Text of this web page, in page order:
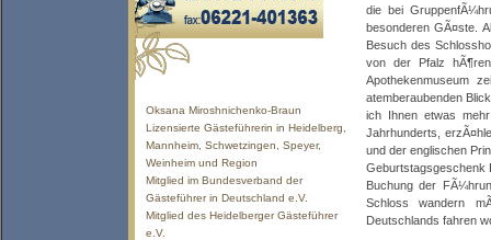
Oksana Miroshnichenko-Braun
Lizensierte Gästeführerin in Heidelberg,
Mannheim, Schwetzingen, Speyer,
Weinheim und Region
Mitglied im Bundesverband der
Gästeführer in Deutschland e.V.
Mitglied des Heidelberger Gästeführer
e.V.
die bei
besonderen GÃ¤ste.
Besuch des
von der Pfalz
Apothekenmuseum
atemberaubenden
ich Ihnen etwas
Jahrhunderts,
und der englischen
Geburtstagsgeschenk
Buchung der
Schloss wandern
Deutschlands fahren